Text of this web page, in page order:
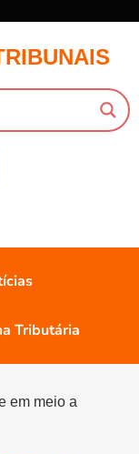
Tributária
em meio a